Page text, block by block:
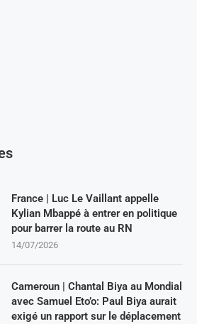
France | Luc Le Vaillant appelle
Kylian Mbappé à entrer en politique
pour barrer la route au RN
14/07/2026
Cameroun | Chantal Biya au Mondial
avec Samuel Eto’o: Paul Biya aurait
exigé un rapport sur le déplacement